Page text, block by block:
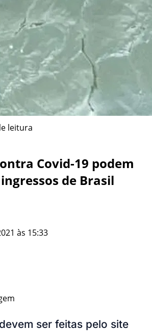
leitura
Covid-19 podem
de Brasil
às 15:33
ser feitas pelo site